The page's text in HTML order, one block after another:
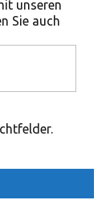
unseren
Sie auch